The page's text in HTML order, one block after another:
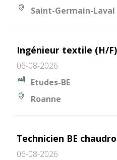
Saint-Germain-Laval
Ingénieur textile (H/F)
06-08-2026
Etudes-BE
Roanne
Technicien BE
06-08-2026